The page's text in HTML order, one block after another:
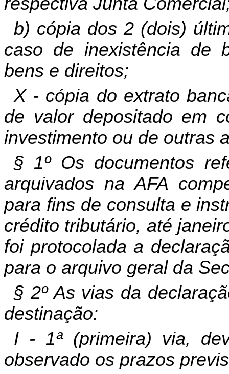
b) cópia dos 2 (dois)
caso de inexistência de
bens e direitos;
X - cópia do extrato
de valor depositado em
investimento ou de outras
§ 1º Os documentos
arquivados na AFA
para fins de consulta e
crédito tributário, até
foi protocolada a
para o arquivo geral da
§ 2º As vias da
destinação:
I - 1ª (primeira) via,
observado os prazos